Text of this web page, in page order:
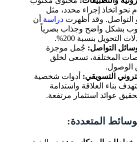
نحو اتخاذ إجراء محدد، مثل
التواصل. وقد أظهرت دراسة أن
بشكل واضح وجذاب بصرياً
بنسبة 200%.
التواصل: جُمل موجزة
المختلفة، تسعى لخلق
الوصول.
التسويقي: أدوات شخصية
بناء العلاقة واستدامة
عوائد استثمار مرتفعة.
المتعددة: